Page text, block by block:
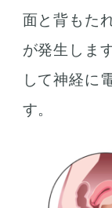
面と背もた
が発生しま
して神経に
す。